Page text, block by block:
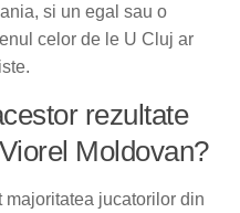
si un egal sau o
celor de le U Cluj ar
rezultate
Moldovan?
majoritatea jucatorilor din